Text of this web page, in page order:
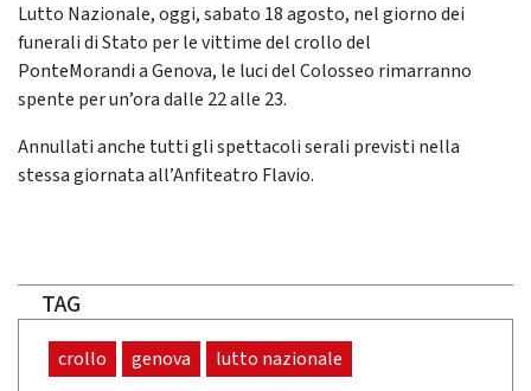
Lutto Nazionale, oggi, sabato 18 agosto, nel giorno dei
funerali di Stato per le vittime del crollo del
PonteMorandi a Genova, le luci del Colosseo rimarranno
spente per un’ora dalle 22 alle 23.
Annullati anche tutti gli spettacoli serali previsti nella
stessa giornata all’Anfiteatro Flavio.
TAG
crollo genova lutto nazionale